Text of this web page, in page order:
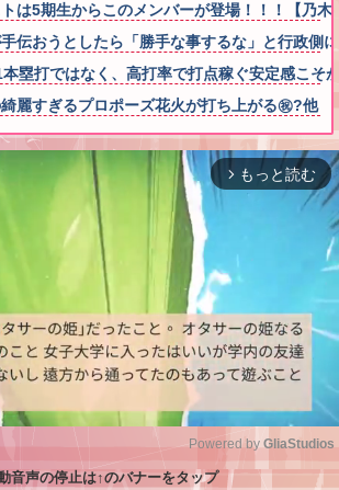
は5期生からこのメンバーが登場！！！【乃木
伝おうとしたら「勝手な事するな」と行政
塁打ではなく、高打率で打点稼ぐ安定感こそ
綺麗すぎるプロポーズ花火が打ち上がる㊗?他
arrow_forward_ios もっと読む
M
Powered by GliaStudios
音声の停止は↑のバナーをタップ